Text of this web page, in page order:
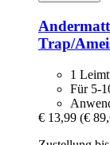
Trap/
1
Für 5-
€ 13,99 (€